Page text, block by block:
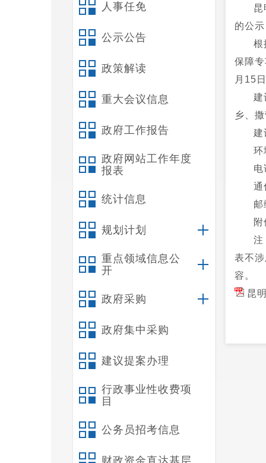
人事任免
公示公告
政策解读
重大会议信息
政府工作报告
政府网站工作年度
报表
统计信息
规划计划
重点领域信息公
开
政府采购
政府集中采购
建议提案办理
行政事业性收费项
目
公务员招考信息
财政资金直达基层
昆
的公示
根
保障
月15
建
乡、
建
环
通
注
表不
容。
昆